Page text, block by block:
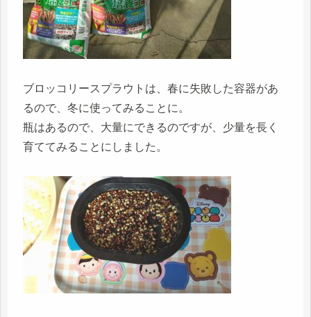
ブロッコリースプラウトは、春に失敗した容器があ
るので、冬に使ってみることに。
瓶はあるので、大量にできるのですが、少量を長く
育ててみることにしました。